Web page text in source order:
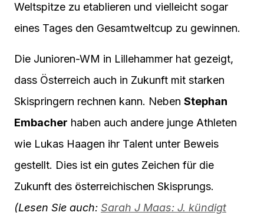
Weltspitze zu etablieren und vielleicht sogar
eines Tages den Gesamtweltcup zu gewinnen.
Die Junioren-WM in Lillehammer hat gezeigt,
dass Österreich auch in Zukunft mit starken
Skispringern rechnen kann. Neben Stephan
Embacher haben auch andere junge Athleten
wie Lukas Haagen ihr Talent unter Beweis
gestellt. Dies ist ein gutes Zeichen für die
Zukunft des österreichischen Skisprungs.
(Lesen Sie auch: Sarah J Maas: J. kündigt